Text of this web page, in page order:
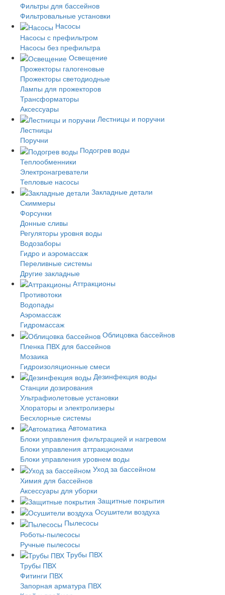
Фильтры для бассейнов
Фильтровальные установки
Насосы
Насосы с префильтром
Насосы без префильтра
Освещение
Прожекторы галогеновые
Прожекторы светодиодные
Лампы для прожекторов
Трансформаторы
Аксессуары
Лестницы и поручни
Лестницы
Поручни
Подогрев воды
Теплообменники
Электронагреватели
Тепловые насосы
Закладные детали
Скиммеры
Форсунки
Донные сливы
Регуляторы уровня воды
Водозаборы
Гидро и аэромассаж
Переливные системы
Другие закладные
Аттракционы
Противотоки
Водопады
Аэромассаж
Гидромассаж
Облицовка бассейнов
Пленка ПВХ для бассейнов
Мозаика
Гидроизоляционные смеси
Дезинфекция воды
Станции дозирования
Ультрафиолетовые установки
Хлораторы и электролизеры
Бесхлорные системы
Автоматика
Блоки управления фильтрацией и нагревом
Блоки управления аттракционами
Блоки управления уровнем воды
Уход за бассейном
Химия для бассейнов
Аксессуары для уборки
Защитные покрытия
Осушители воздуха
Пылесосы
Роботы-пылесосы
Ручные пылесосы
Трубы ПВХ
Трубы ПВХ
Фитинги ПВХ
Запорная арматура ПВХ